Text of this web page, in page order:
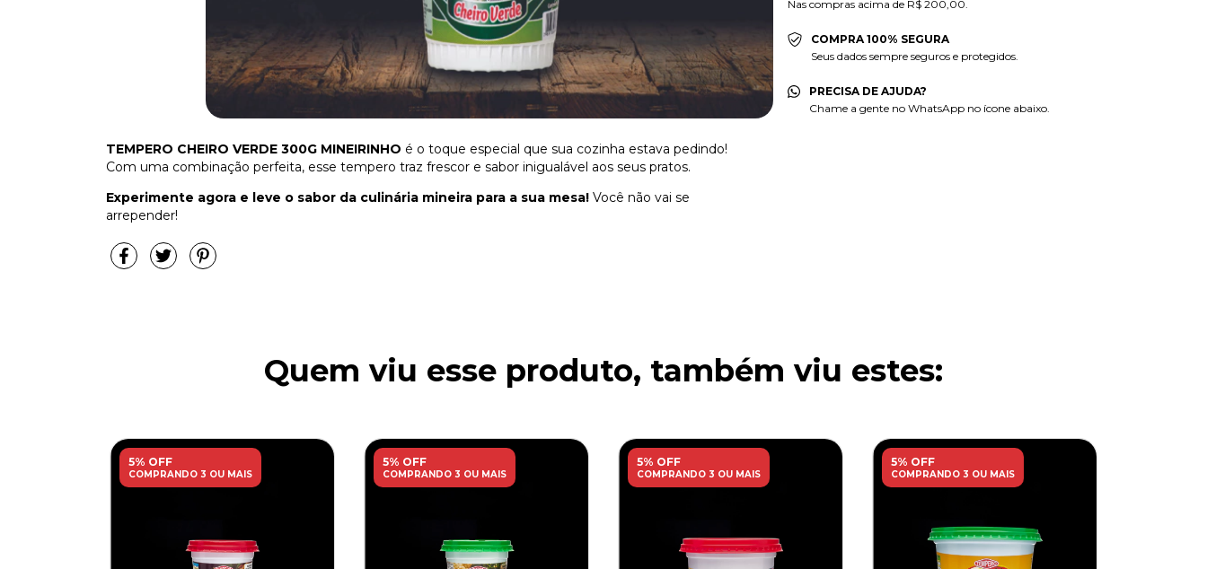
TEMPERO CHEIRO VERDE 300G MINEIRINHO é o toque especial que sua cozinha estava pedindo!
Com uma combinação perfeita, esse tempero traz frescor e sabor inigualável aos seus pratos.
Experimente agora e leve o sabor da culinária mineira para a sua mesa! Você não vai se
arrepender!
Nas compras acima de R$ 200,00.
COMPRA 100% SEGURA
Seus dados sempre seguros e protegidos.
PRECISA DE AJUDA?
Chame a gente no WhatsApp no ícone abaixo.
Quem viu esse produto, também viu estes:
5% OFF
COMPRANDO 3 OU MAIS
5% OFF
COMPRANDO 3 OU MAIS
5% OFF
COMPRANDO 3 OU MAIS
5% OFF
COMPRANDO 3 OU MAIS